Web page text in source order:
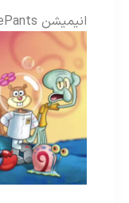
انیمیشن SpongeBob SquarePants